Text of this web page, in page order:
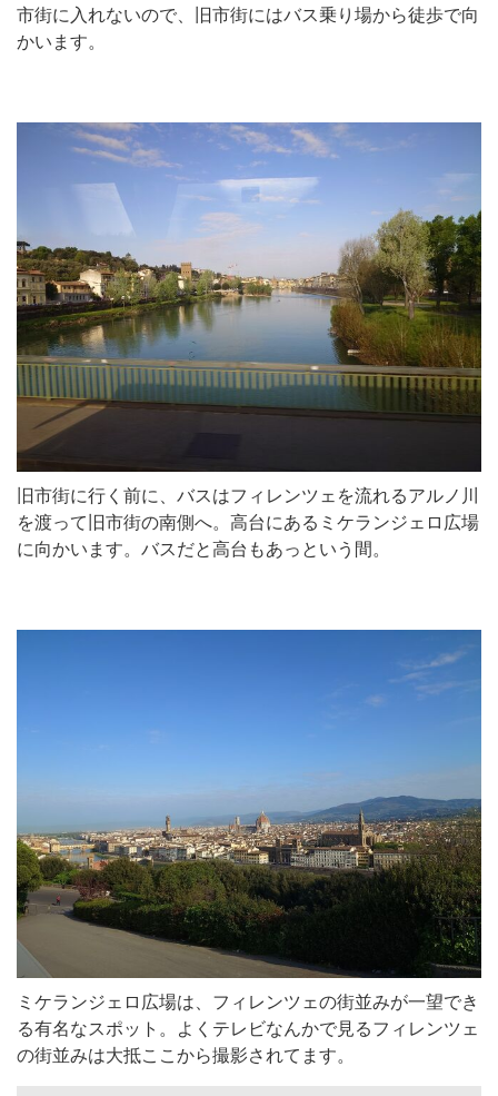
市街に入れないので、旧市街にはバス乗り場から徒歩で向
かいます。
旧市街に行く前に、バスはフィレンツェを流れるアルノ川
を渡って旧市街の南側へ。高台にあるミケランジェロ広場
に向かいます。バスだと高台もあっという間。
ミケランジェロ広場は、フィレンツェの街並みが一望でき
る有名なスポット。よくテレビなんかで見るフィレンツェ
の街並みは大抵ここから撮影されてます。